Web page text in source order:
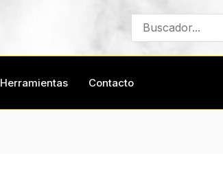
Buscar
por:
Herramientas Contacto